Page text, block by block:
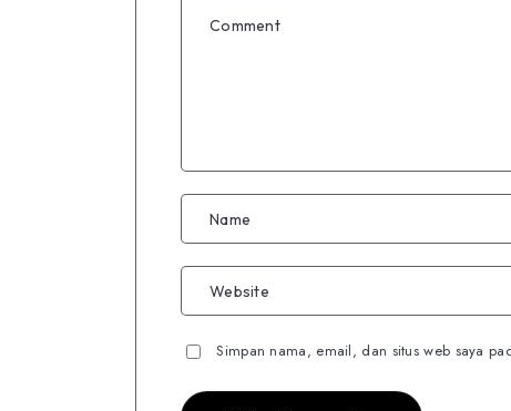
Simpan nama, email, dan situs web saya